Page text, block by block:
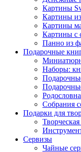
Картины
Картины из
Картины
Картины с
Панно из
Подарочные
Наборы:
Собрания
Подарки для
Cервизы
Чайные